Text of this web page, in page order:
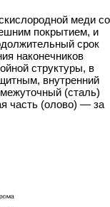
меди со
покрытием, и
срок
наконечников
структуры, в
внутренний
(сталь)
часть (олово) — за